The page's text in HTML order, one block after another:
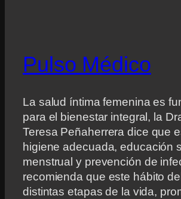
Pulso Médico
La salud íntima femenina es
para el bienestar integral, la
Teresa Peñaherrera dice que
higiene adecuada, educación
menstrual y prevención de
recomienda que este hábito
distintas etapas de la vida,